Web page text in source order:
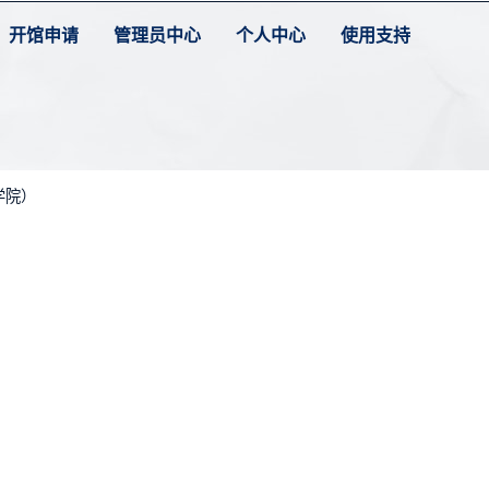
开馆申请 管理员中心 个人中心 使用支持
）